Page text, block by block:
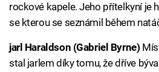
rockové kapele. Jeho přítelkyní je
se kterou se seznámil během
jarl Haraldson (Gabriel Byrne)
stal jarlem díky tomu, že dříve